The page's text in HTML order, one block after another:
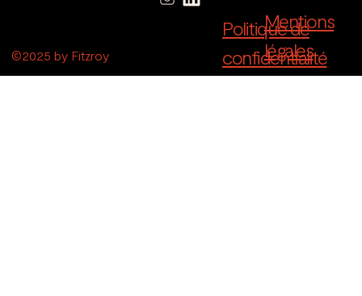
Politique de
confidentialité
Mentions
légales
©2025 by Fitzroy